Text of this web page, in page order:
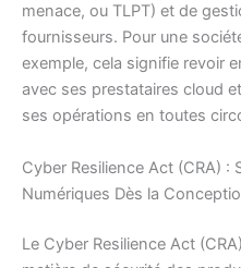
menace, ou TLPT) et de
fournisseurs. Pour une
exemple, cela signifie revoir
avec ses prestataires cloud
ses opérations en toutes
Cyber Resilience Act (CRA) :
Numériques Dès la
Le Cyber Resilience Act